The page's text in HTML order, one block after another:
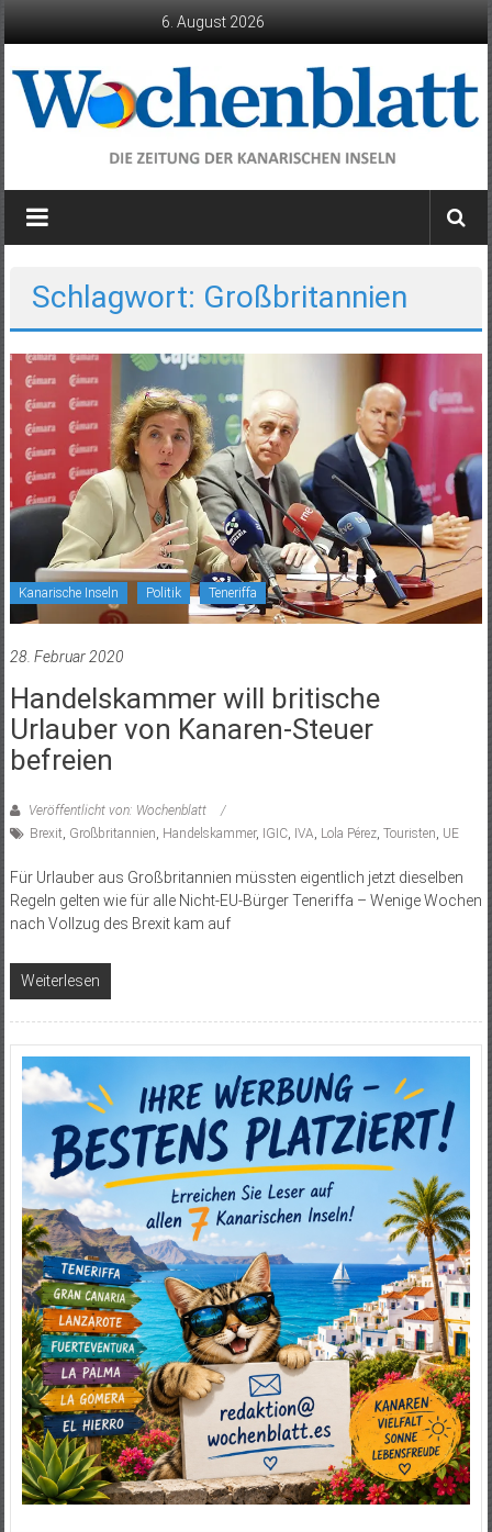
6. August 2026
Wochenblatt
die
Kanarischen
Inseln
Schlagwort: Großbritannien
Kanarische Inseln Politik Teneriffa
28. Februar 2020
Handelskammer will britische
Urlauber von Kanaren-Steuer
befreien
Veröffentlicht von: Wochenblatt
Brexit Großbritannien Handelskammer, IGIC, IVA Lola Pérez, Touristen UE
Für Urlauber aus Großbritannien müssten eigentlich jetzt dieselben
Regeln gelten wie für alle Nicht-EU-Bürger Teneriffa – Wenige Wochen
nach Vollzug des Brexit kam auf
Weiterlesen